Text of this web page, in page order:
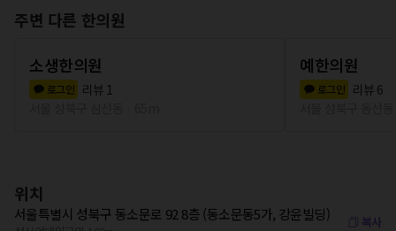
주변 다른 한의원
소생한의원
로그인 리뷰 1
예한의원
로그인 리뷰 6
위치
서울특별시 성북구 동소문로 92 8층 (동소문동5가, 강윤빌딩) 복사